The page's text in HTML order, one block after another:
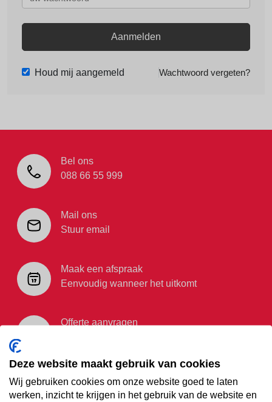
Aanmelden
Houd mij aangemeld Wachtwoord vergeten?
Bel ons
088 66 55 999
Mail ons
Stuur email
Maak een afspraak
Eenvoudig wanneer het uitkomt
Offerte aanvragen
€35,- korting op je
Deze website maakt gebruik van cookies
Wij gebruiken cookies om onze website goed te laten
werken, inzicht te krijgen in het gebruik van de website en